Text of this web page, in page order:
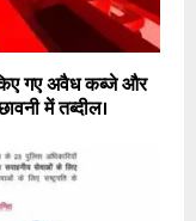
किए गए अवैध कब्जे और
में तब्दील।